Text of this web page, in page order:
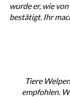
wurde er, wie
bestätigt. Ihr
Tiere
empfohlen.